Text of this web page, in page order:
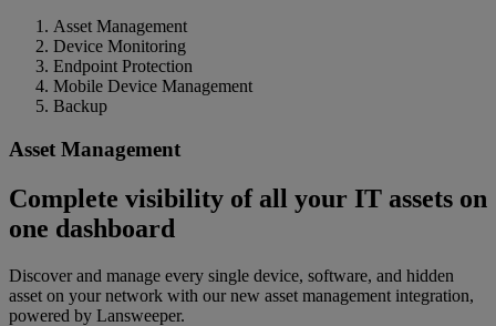
Asset Management
Device Monitoring
Endpoint Protection
Mobile Device Management
Backup
Asset Management
Complete visibility of all your IT assets on
one dashboard
Discover and manage every single device, software, and hidden
asset on your network with our new asset management integration,
powered by Lansweeper.